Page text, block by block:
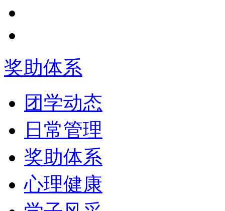
奖助体系
团学动态
日常管理
奖助体系
心理健康